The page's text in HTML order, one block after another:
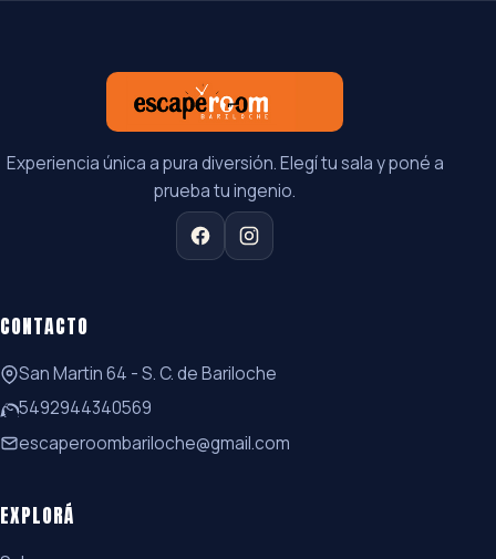
Experiencia única a pura diversión. Elegí tu sala y poné a
prueba tu ingenio.
CONTACTO
San Martin 64 - S. C. de Bariloche
5492944340569
escaperoombariloche@gmail.com
EXPLORÁ